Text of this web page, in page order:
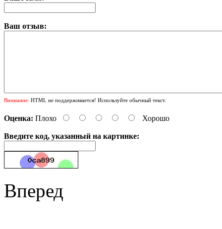
Ваш отзыв:
Внимание: HTML не поддерживается! Используйте обычный текст.
Оценка: Плохо Хорошо
Введите код, указанный на картинке:
Вперед